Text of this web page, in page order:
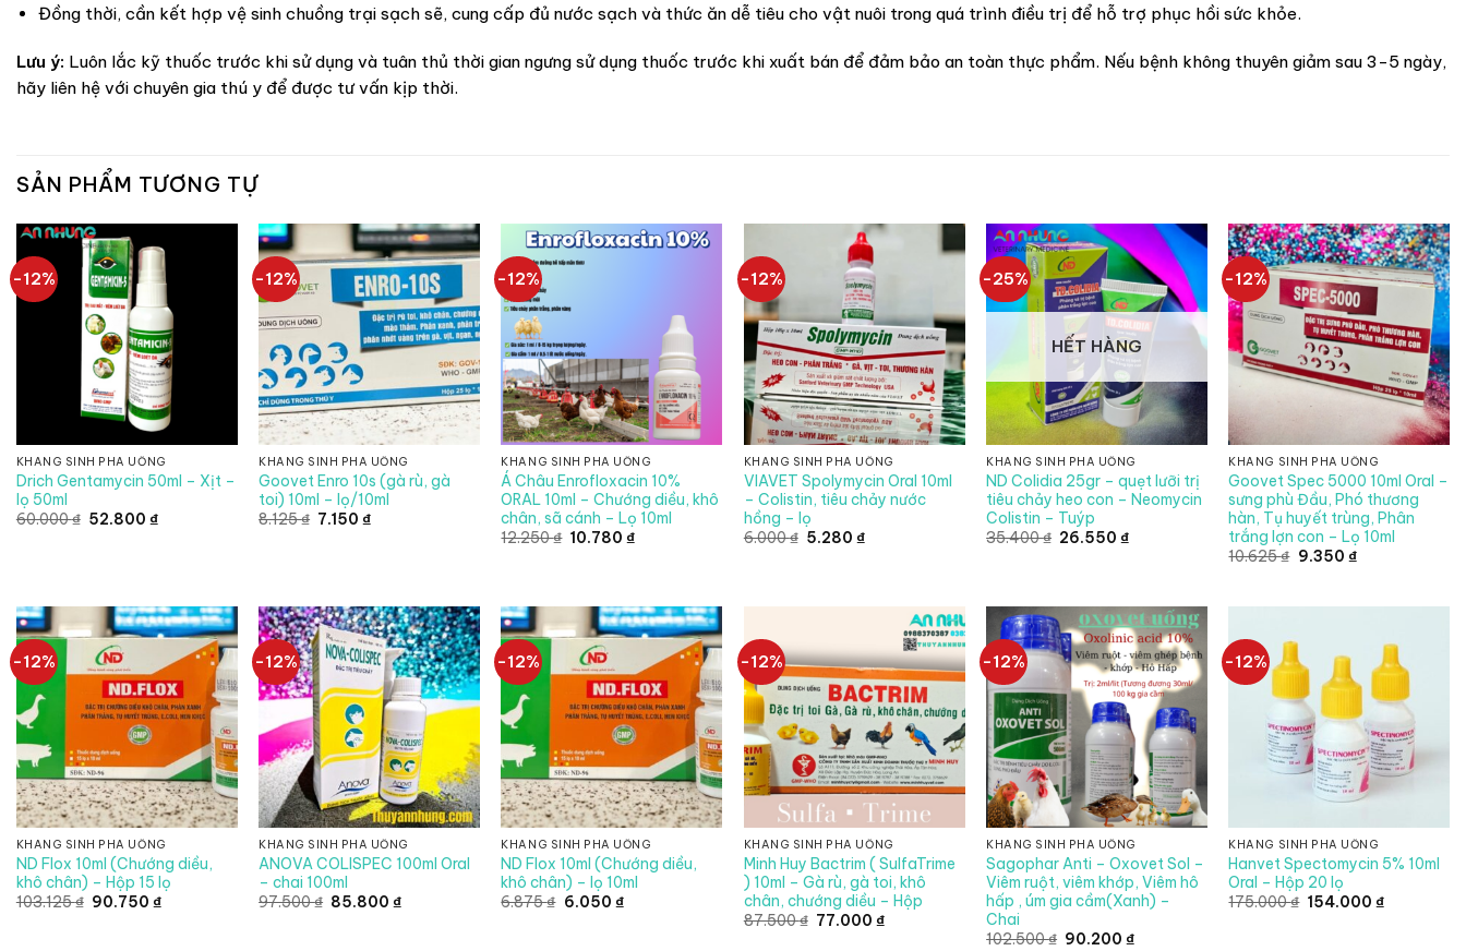
Đồng thời, cần kết hợp vệ sinh chuồng trại sạch sẽ, cung cấp đủ nước sạch và thức ăn dễ tiêu cho vật nuôi trong quá trình điều trị để hỗ trợ phục hồi sức khỏe.
Lưu ý: Luôn lắc kỹ thuốc trước khi sử dụng và tuân thủ thời gian ngưng sử dụng thuốc trước khi xuất bán để đảm bảo an toàn thực phẩm. Nếu bệnh không thuyên giảm sau 3-5 ngày,
hãy liên hệ với chuyên gia thú y để được tư vấn kịp thời.
SẢN PHẨM TƯƠNG TỰ
-12%
KHÁNG SINH PHA UỐNG
Drich Gentamycin 50ml – Xịt –
lọ 50ml
60.000₫ Giá
52.800 ₫Giá
-12%
KHÁNG SINH PHA UỐNG
Goovet Enro 10s (gà rù, gà
toi) 10ml – lọ/10ml
8.125₫ Giá
7.150₫Giá
-12%
KHÁNG SINH PHA UỐNG
Á Châu Enrofloxacin 10%
ORAL 10ml – Chướng diều, khô
chân, sã cánh – Lọ 10ml
12.250₫ Giá
10.780 ₫Giá
-12%
KHÁNG SINH PHA UỐNG
VIAVET Spolymycin Oral 10ml
– Colistin, tiêu chảy nước
hồng – lọ
6.000₫ Giá
5.280 ₫Giá
-25%
HẾT HÀNG
KHÁNG SINH PHA UỐNG
ND Colidia 25gr – quẹt lưỡi trị
tiêu chảy heo con – Neomycin
Colistin – Tuýp
35.400₫ Giá
26.550₫Giá
-12%
KHÁNG SINH PHA UỐNG
Goovet Spec 5000 10ml Oral –
sưng phù Đầu, Phó thương
hàn, Tụ huyết trùng, Phân
trắng lợn con – Lọ 10ml
10.625₫ Giá
9.350 ₫Giá
9.350 ₫.
-12%
KHÁNG SINH PHA UỐNG
ND Flox 10ml (Chướng diều,
khô chân) – Hộp 15 lọ
103.125₫ Giá
90.750 ₫Giá
-12%
KHÁNG SINH PHA UỐNG
ANOVA COLISPEC 100ml Oral
– chai 100ml
97.500₫ Giá
85.800₫Giá
-12%
KHÁNG SINH PHA UỐNG
ND Flox 10ml (Chướng diều,
khô chân) – lọ 10ml
6.875₫ Giá
6.050 ₫Giá
-12%
KHÁNG SINH PHA UỐNG
Minh Huy Bactrim ( SulfaTrime
) 10ml – Gà rù, gà toi, khô
chân, chướng diều – Hộp
87.500₫ Giá
77.000 ₫Giá
-12%
KHÁNG SINH PHA UỐNG
Sagophar Anti – Oxovet Sol –
Viêm ruột, viêm khớp, Viêm hô
hấp , úm gia cầm(Xanh) –
Chai
102.500₫ Giá
90.200₫Giá
-12%
KHÁNG SINH PHA UỐNG
Hanvet Spectomycin 5% 10ml
Oral – Hộp 20 lọ
175.000₫ Giá
154.000 ₫Giá